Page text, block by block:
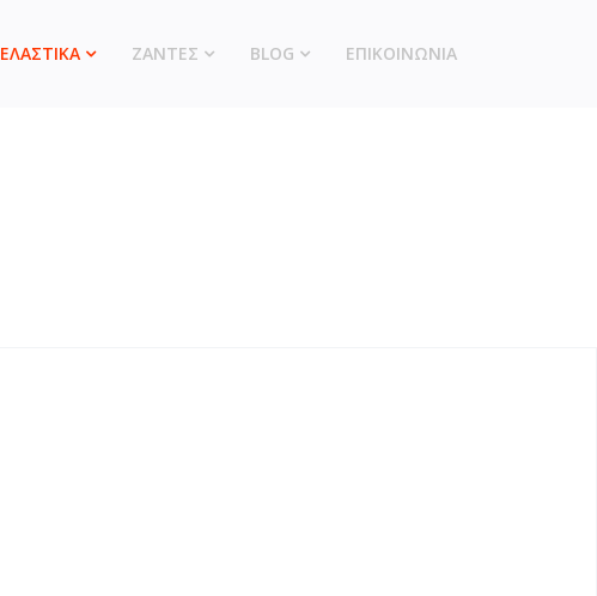
ΕΛΑΣΤΙΚΑ ΖΑΝΤΕΣ BLOG ΕΠΙΚΟΙΝΩΝΙΑ